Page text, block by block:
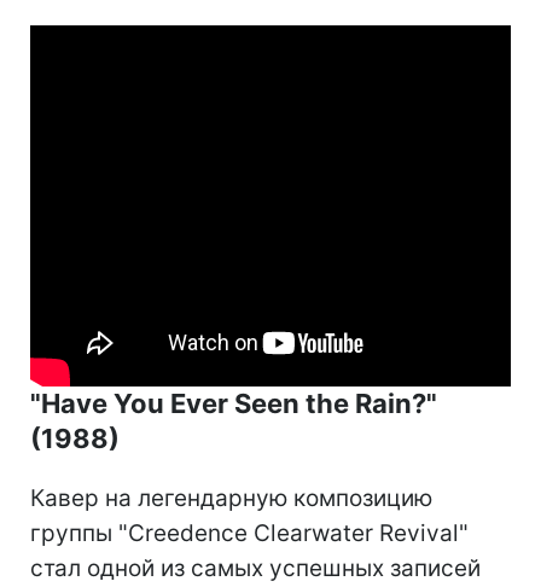
"Have You Ever Seen the Rain?"
(1988)
Кавер на легендарную композицию
группы "Creedence Clearwater Revival"
стал одной из самых успешных записей